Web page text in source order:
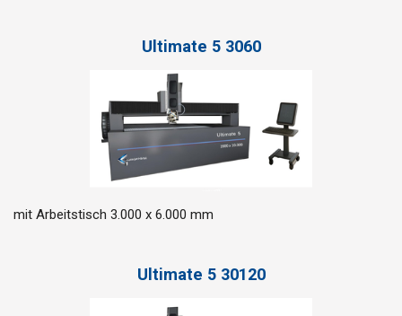
Ultimate 5 3060
mit Arbeitstisch 3.000 x 6.000 mm
Ultimate 5 30120